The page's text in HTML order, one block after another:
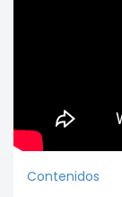
Contenidos